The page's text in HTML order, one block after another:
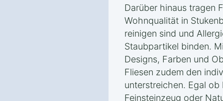
Darüber hinaus tragen
Wohnqualität in
reinigen sind und
Staubpartikel binden.
Designs, Farben und
Fliesen zudem den
unterstreichen. Egal ob
Feinsteinzeug oder